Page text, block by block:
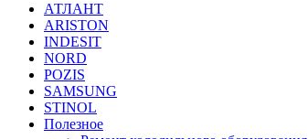
АТЛАНТ
ARISTON
INDESIT
NORD
POZIS
SAMSUNG
STINOL
Полезное